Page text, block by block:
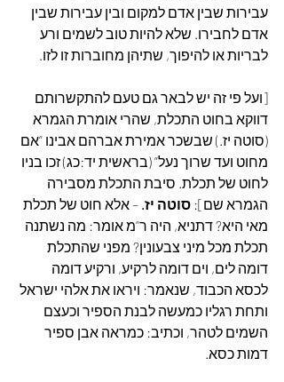
עבירות שבין אדם למקום ובין עבירות שבין
אדם לחבירו. שלא להיות טוב לשמים ורע
לבריות או להיפוך, שתיהן מחוברות זו לזו.
[ועל פי זה יש לבאר גם טעם להתקשרותם
דווקא בחוט התכלת, שהרי אומרת הגמרא
(סוטה יז.) שבשכר אמירת אברהם אבינו “אם
מחוט ועד שרוך נעל” (בראשית יד:כג) זכו בניו
לחוט של תכלת. סיבת התכלת מסבירה
הגמרא שם]: סוטה יז. – אלא חוט של תכלת
מאי היא? דתניא, היה ר”מ אומר: מה נשתנה
תכלת מכל מיני צבעונין? מפני שהתכלת
דומה לים, וים דומה לרקיע, ורקיע דומה
לכסא הכבוד, שנאמר: ויראו את אלהי ישראל
ותחת רגליו כמעשה לבנת הספיר וכעצם
השמים לטהר, וכתיב: כמראה אבן ספיר
דמות כסא.